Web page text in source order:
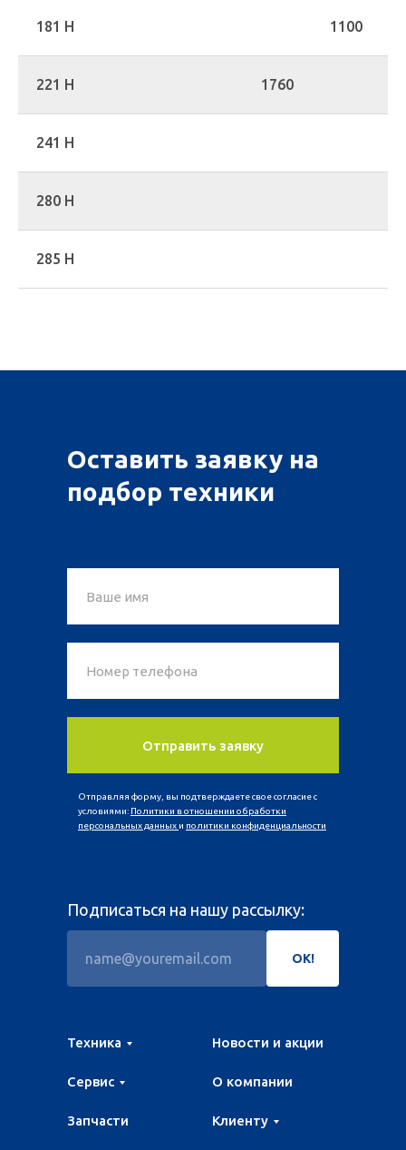
181 H 1100
221 H 1760
241 H
280 H
285 H
Оставить заявку на
подбор техники
Отправить заявку
Отправляя форму, вы подтверждаете свое согласие с
условиями: Политики в отношении обработки
персональных данных и политики конфиденциальности
Техника
Сервис
Запчасти
Новости и акции
Клиенту
О компании
Подписаться на нашу рассылку:
ОК!